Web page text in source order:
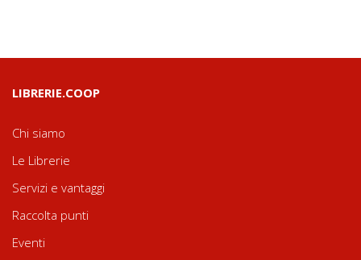
LIBRERIE.COOP
Chi siamo
Le Librerie
Servizi e vantaggi
Raccolta punti
Eventi